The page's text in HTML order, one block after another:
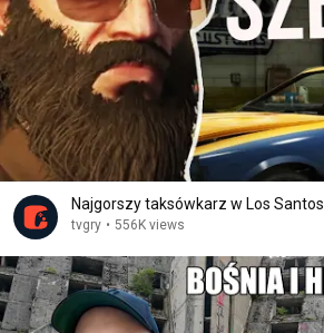
Najgorszy taksówkarz w Los Santos
tvgry • 556K views